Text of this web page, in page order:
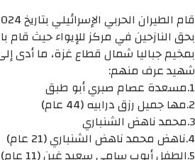
بحق النازحين في مركز للإيواء حيث
شهيد عرف منهم:
1.مسعدة عصام صبري أبو طبق
2.مها جميل رزق درابيه (44 عام)
3.محمد ناهض الشنباري
4.ناهض محمد ناهض الشنباري (21 عام)
5.الطفل أيوب سامي سعيد غبن (11 عام)